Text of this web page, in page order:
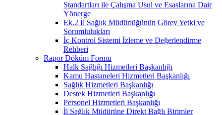
Standartları ile Çalışma Usul ve Esaslarına Dair
Yönerge
Ek.2 İl Sağlık Müdürlüğünün Görev Yetki ve
Sorumlulukları
İç Kontrol Sistemi İzleme ve Değerlendirme
Rehberi
Rapor Döküm Formu
Halk Sağlığı Hizmetleri Başkanlığı
Kamu Hastaneleri Hizmetleri Başkanlığı
Sağlık Hizmetleri Başkanlığı
Destek Hizmetleri Başkanlığı
Personel Hizmetleri Başkanlığı
İl Sağlık Müdürüne Direkt Bağlı Birimler